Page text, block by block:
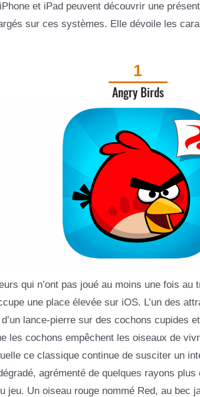
et iPad peuvent découvrir une
sur ces systèmes. Elle dévoile les
1
Angry Birds
qui n’ont pas joué au moins une fois
une place élevée sur iOS. L’un des
d’un lance-pierre sur des cochons
les cochons empêchent les oiseaux de
ce classique continue de susciter un
agrémenté de quelques rayons
jeu. Un oiseau rouge nommé Red, au bec